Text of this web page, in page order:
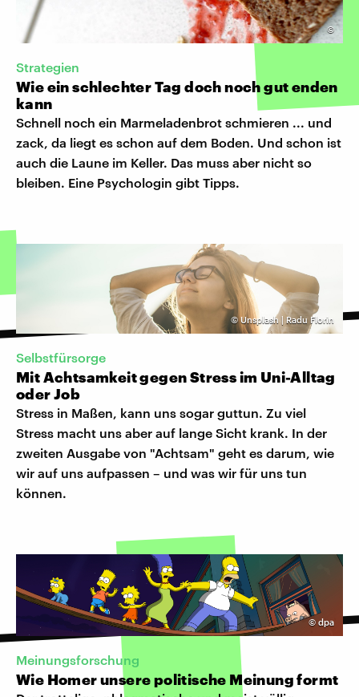
©
Strategien
Wie ein schlechter Tag doch noch gut enden
kann
Schnell noch ein Marmeladenbrot schmieren ... und
zack, da liegt es schon auf dem Boden. Und schon ist
auch die Laune im Keller. Das muss aber nicht so
bleiben. Eine Psychologin gibt Tipps.
©Unsplash | Radu Florin
Selbstfürsorge
Mit Achtsamkeit gegen Stress im Uni-Alltag
oder Job
Stress in Maßen, kann uns sogar guttun. Zu viel
Stress macht uns aber auf lange Sicht krank. In der
zweiten Ausgabe von "Achtsam" geht es darum, wie
wir auf uns aufpassen – und was wir für uns tun
können.
© dpa
Meinungsforschung
Wie Homer unsere politische Meinung formt